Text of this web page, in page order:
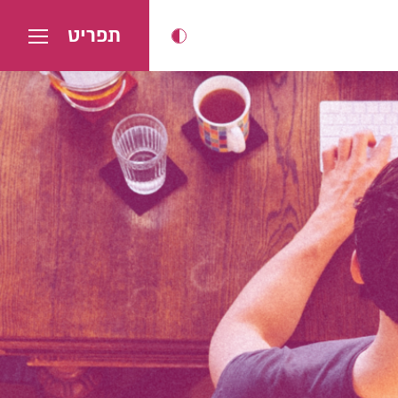
תפריט